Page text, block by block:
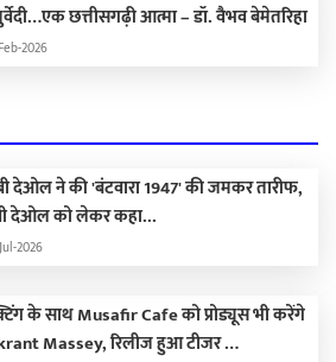
छत्तीसगढ़ी आत्मा – डॉ. वैभव बेमेतरिहा
2026
देओल ने की 'बंटवारा 1947' की जमकर तारीफ,
देओल को लेकर कहा...
2026
के साथ Musafir Cafe को प्रोड्यूस भी करेंगे
Massey, रिलीज हुआ टीजर …